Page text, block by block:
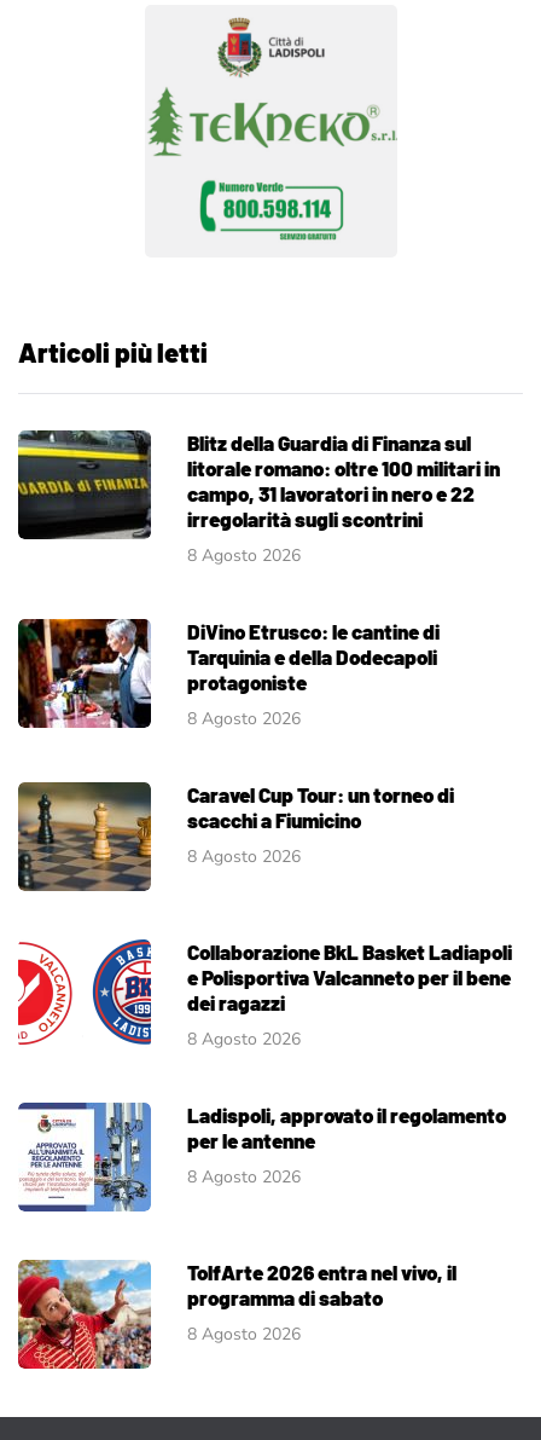
Articoli più letti
Blitz della Guardia di Finanza sul
litorale romano: oltre 100 militari in
campo, 31 lavoratori in nero e 22
irregolarità sugli scontrini
8 Agosto 2026
DiVino Etrusco: le cantine di
Tarquinia e della Dodecapoli
protagoniste
8 Agosto 2026
Caravel Cup Tour: un torneo di
scacchi a Fiumicino
8 Agosto 2026
Collaborazione BkL Basket Ladiapoli
e Polisportiva Valcanneto per il bene
dei ragazzi
8 Agosto 2026
Ladispoli, approvato il regolamento
per le antenne
8 Agosto 2026
TolfArte 2026 entra nel vivo, il
programma di sabato
8 Agosto 2026